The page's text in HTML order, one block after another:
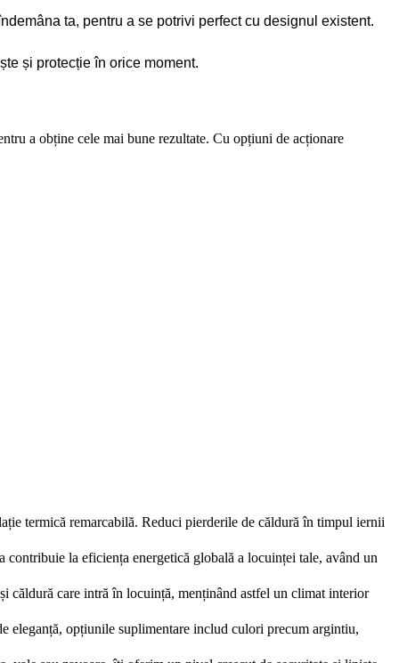
ta, pentru a se potrivi perfect cu designul existent.
și protecție în orice moment.
a obține cele mai bune rezultate. Cu opțiuni de acționare
termică remarcabilă. Reduci pierderile de căldură în timpul iernii
la eficiența energetică globală a locuinței tale, având un
căldură care intră în locuință, menținând astfel un climat interior
eleganță, opțiunile suplimentare includ culori precum argintiu,